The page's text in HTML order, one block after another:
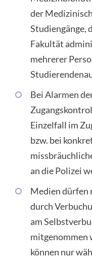
der
Studiengänge,
Fakultät
mehrerer
Bei Alarmen
Einzelfall im
bzw. bei
an die Polizei
Medien dürfen
durch
am
mitgenommen
können nur